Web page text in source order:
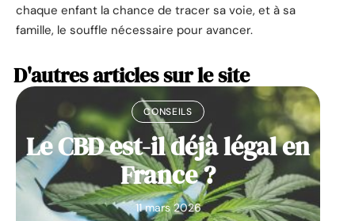
chaque enfant la chance de tracer sa voie, et à sa
famille, le souffle nécessaire pour avancer.
D'autres articles sur le site
CONSEILS
Le CBD est-il déjà légal en
France ?
11 mars 2026